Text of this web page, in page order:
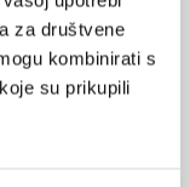
za društvene
kombinirati s
su prikupili
kriminalnih